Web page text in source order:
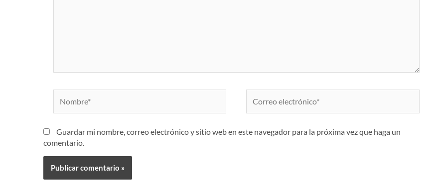
electrónico*
Guardar mi nombre, correo electrónico y sitio web en este navegador para la próxima vez que haga un
comentario.